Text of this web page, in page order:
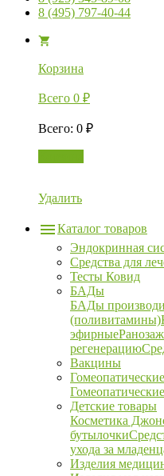
8 (495) 797-40-44
Корзина
Всего 0 ₽
Всего: 0 ₽
Удалить
Каталог товаров
Эндокринная
Средства для
Тесты Ковид
БАДы
БАДы
(поливитамины)
эфирные
регенерацию
Вакцины
Детские товары
Косметика
бутылочки
ухода за
Изделия